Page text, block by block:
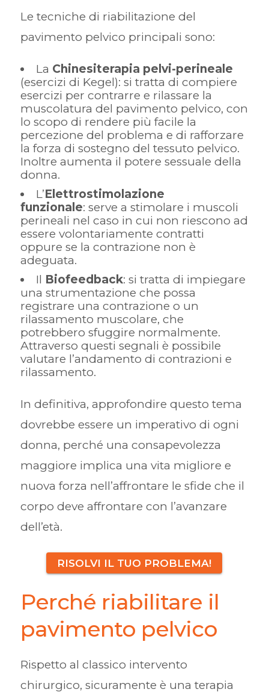
Le tecniche di riabilitazione del
pavimento pelvico principali sono:
La Chinesiterapia pelvi-perineale
(esercizi di Kegel): si tratta di compiere
esercizi per contrarre e rilassare la
muscolatura del pavimento pelvico, con
lo scopo di rendere più facile la
percezione del problema e di rafforzare
la forza di sostegno del tessuto pelvico.
Inoltre aumenta il potere sessuale della
donna.
L’Elettrostimolazione
funzionale: serve a stimolare i muscoli
perineali nel caso in cui non riescono ad
essere volontariamente contratti
oppure se la contrazione non è
adeguata.
Il Biofeedback: si tratta di impiegare
una strumentazione che possa
registrare una contrazione o un
rilassamento muscolare, che
potrebbero sfuggire normalmente.
Attraverso questi segnali è possibile
valutare l’andamento di contrazioni e
rilassamento.
In definitiva, approfondire questo tema
dovrebbe essere un imperativo di ogni
donna, perché una consapevolezza
maggiore implica una vita migliore e
nuova forza nell’affrontare le sfide che il
corpo deve affrontare con l’avanzare
dell’età.
RISOLVI IL TUO PROBLEMA!
Perché riabilitare il
pavimento pelvico
Rispetto al classico intervento
chirurgico, sicuramente è una terapia